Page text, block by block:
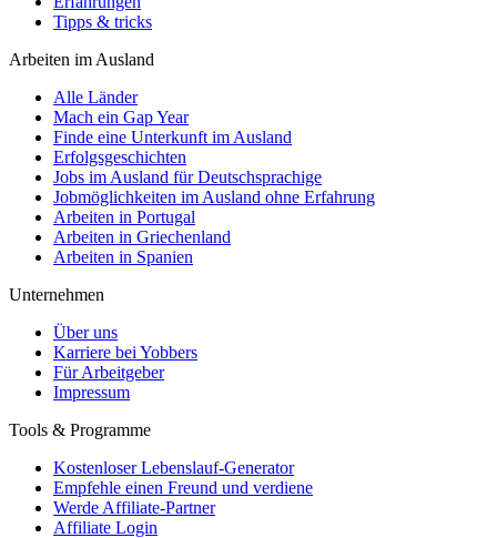
Tipps & tricks
Arbeiten im Ausland
Alle Länder
Mach ein Gap Year
Finde eine Unterkunft im Ausland
Erfolgsgeschichten
Jobs im Ausland für Deutschsprachige
Jobmöglichkeiten im Ausland ohne Erfahrung
Arbeiten in Portugal
Arbeiten in Griechenland
Arbeiten in Spanien
Unternehmen
Über uns
Karriere bei Yobbers
Für Arbeitgeber
Impressum
Tools & Programme
Kostenloser Lebenslauf-Generator
Empfehle einen Freund und verdiene
Werde Affiliate-Partner
Affiliate Login